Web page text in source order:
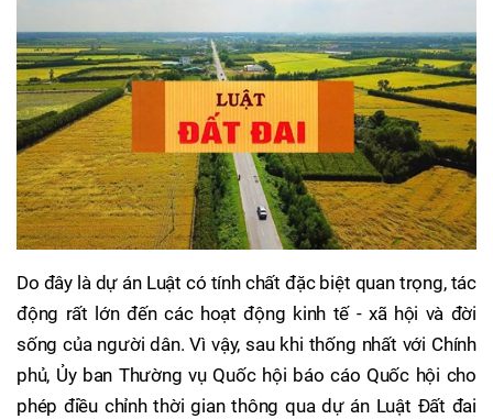
Do đây là dự án Luật có tính chất đặc biệt quan trọng, tác
động rất lớn đến các hoạt động kinh tế - xã hội và đời
sống của người dân. Vì vậy, sau khi thống nhất với Chính
phủ, Ủy ban Thường vụ Quốc hội báo cáo Quốc hội cho
phép điều chỉnh thời gian thông qua dự án Luật Đất đai